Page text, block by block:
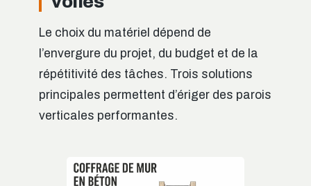
Le choix du matériel dépend de
l’envergure du projet, du budget et de la
répétitivité des tâches. Trois solutions
principales permettent d’ériger des parois
verticales performantes.